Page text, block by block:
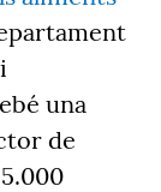
una
de